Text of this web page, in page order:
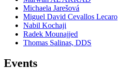
Michaela Jarešová
Miguel David Cevallos Lecaro
Nabil Kochaji
Radek Mounajjed
Thomas Salinas, DDS
Events